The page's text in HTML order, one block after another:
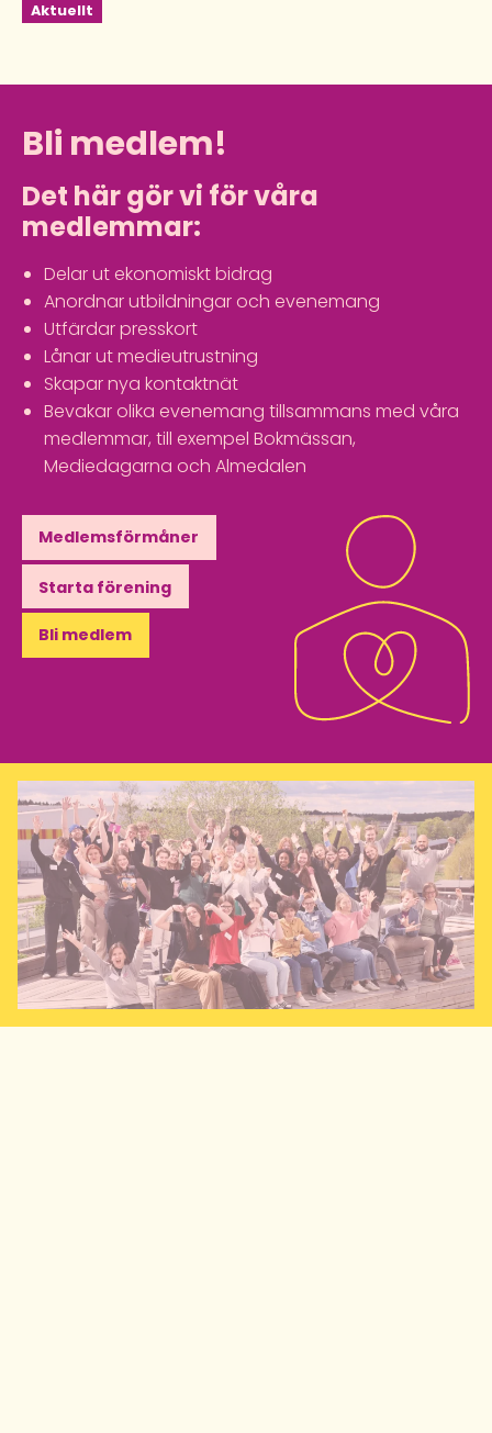
Aktuellt
Bli medlem!
Det här gör vi för våra
medlemmar:
Delar ut ekonomiskt bidrag
Anordnar utbildningar och evenemang
Utfärdar presskort
Lånar ut medieutrustning
Skapar nya kontaktnät
Bevakar olika evenemang tillsammans med våra
medlemmar, till exempel Bokmässan,
Mediedagarna och Almedalen
Medlemsförmåner
Starta förening
Bli medlem